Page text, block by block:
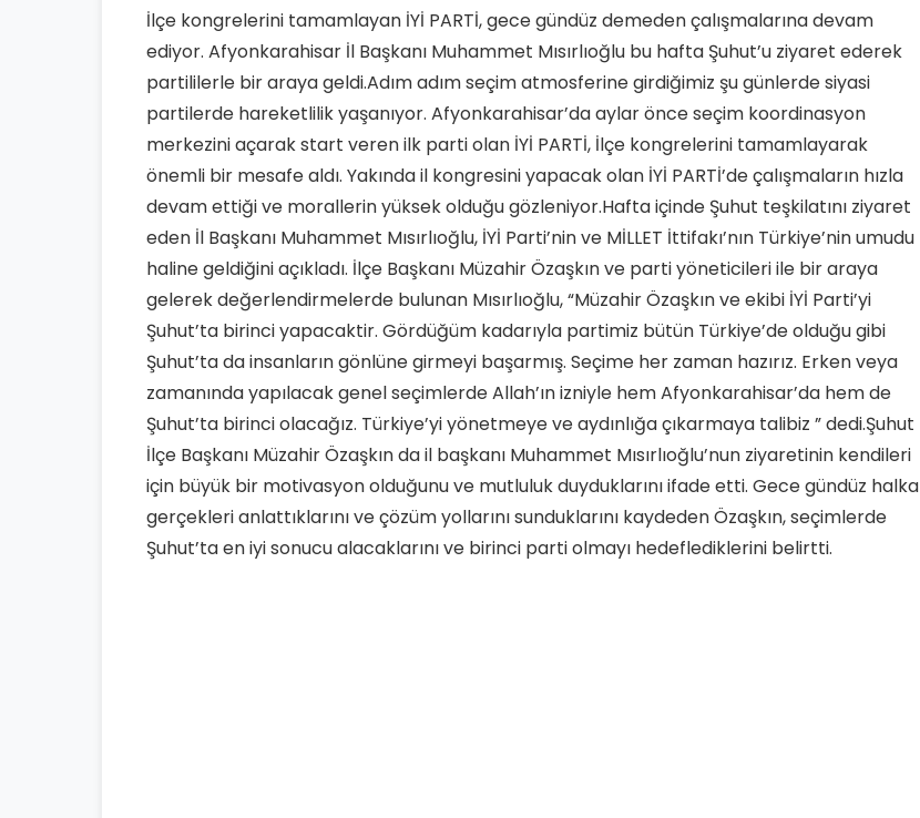
İlçe kongrelerini tamamlayan İYİ PARTİ, gece gündüz demeden çalışmalarına devam
ediyor. Afyonkarahisar İl Başkanı Muhammet Mısırlıoğlu bu hafta Şuhut’u ziyaret ederek
partililerle bir araya geldi.Adım adım seçim atmosferine girdiğimiz şu günlerde siyasi
partilerde hareketlilik yaşanıyor. Afyonkarahisar’da aylar önce seçim koordinasyon
merkezini açarak start veren ilk parti olan İYİ PARTİ, İlçe kongrelerini tamamlayarak
önemli bir mesafe aldı. Yakında il kongresini yapacak olan İYİ PARTİ’de çalışmaların hızla
devam ettiği ve morallerin yüksek olduğu gözleniyor.Hafta içinde Şuhut teşkilatını ziyaret
eden İl Başkanı Muhammet Mısırlıoğlu, İYİ Parti’nin ve MİLLET İttifakı’nın Türkiye’nin umudu
haline geldiğini açıkladı. İlçe Başkanı Müzahir Özaşkın ve parti yöneticileri ile bir araya
gelerek değerlendirmelerde bulunan Mısırlıoğlu, “Müzahir Özaşkın ve ekibi İYİ Parti’yi
Şuhut’ta birinci yapacaktir. Gördüğüm kadarıyla partimiz bütün Türkiye’de olduğu gibi
Şuhut’ta da insanların gönlüne girmeyi başarmış. Seçime her zaman hazırız. Erken veya
zamanında yapılacak genel seçimlerde Allah’ın izniyle hem Afyonkarahisar’da hem de
Şuhut’ta birinci olacağız. Türkiye’yi yönetmeye ve aydınlığa çıkarmaya talibiz ” dedi.Şuhut
İlçe Başkanı Müzahir Özaşkın da il başkanı Muhammet Mısırlıoğlu’nun ziyaretinin kendileri
için büyük bir motivasyon olduğunu ve mutluluk duyduklarını ifade etti. Gece gündüz halka
gerçekleri anlattıklarını ve çözüm yollarını sunduklarını kaydeden Özaşkın, seçimlerde
Şuhut’ta en iyi sonucu alacaklarını ve birinci parti olmayı hedeflediklerini belirtti.